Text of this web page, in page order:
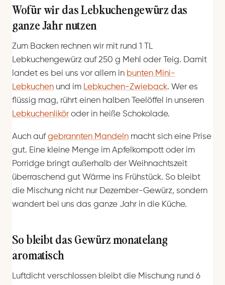
Wofür wir das Lebkuchengewürz das
ganze Jahr nutzen
Zum Backen rechnen wir mit rund 1 TL
Lebkuchengewürz auf 250 g Mehl oder Teig. Damit
landet es bei uns vor allem in bunten Mini-
Lebkuchen und im Lebkuchen-Zwieback. Wer es
flüssig mag, rührt einen halben Teelöffel in unseren
Lebkuchenlikör oder in heiße Schokolade.
Auch aufgebrannten Mandeln macht sich eine Prise
gut. Eine kleine Menge im Apfelkompott oder im
Porridge bringt außerhalb der Weihnachtszeit
überraschend gut Wärme ins Frühstück. So bleibt
die Mischung nicht nur Dezember-Gewürz, sondern
wandert bei uns das ganze Jahr in die Küche.
So bleibt das Gewürz monatelang
aromatisch
Luftdicht verschlossen bleibt die Mischung rund 6